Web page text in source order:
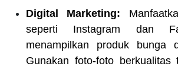
Digital Marketing:
seperti Instagram dan
menampilkan produk bunga
Gunakan foto-foto